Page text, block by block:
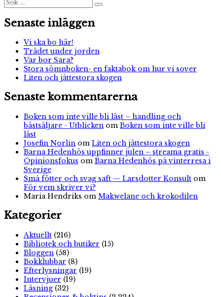
efter:
Sök
Senaste inläggen
Vi ska bo här!
Trädet under jorden
Var bor Sara?
Stora sömnboken- en faktabok om hur vi sover
Liten och jättestora skogen
Senaste kommentarerna
Boken som inte ville bli läst – handling och
bästsäljare - Utblicken om Boken som inte ville bli
läst
Josefin Norlin om Liten och jättestora skogen
Barna Hedenhös uppfinner julen – streama gratis -
Opinionsfokus om Barna Hedenhös på vinterresa i
Sverige
Små fötter och svag saft — Larsdotter Konsult om
För vem skriver vi?
Maria Hendriks om Makwelane och krokodilen
Kategorier
Aktuellt (216)
Bibliotek och butiker (15)
Bloggen (58)
Bokklubbar (8)
Efterlysningar (19)
Intervjuer (19)
Läsning (32)